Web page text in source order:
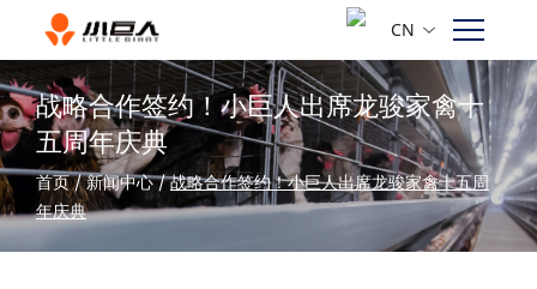
CN
战略合作签约！小巨人出席龙骏家禽十
五周年庆典
首页 / 新闻中心 / 战略合作签约！小巨人出席龙骏家禽十五周
年庆典